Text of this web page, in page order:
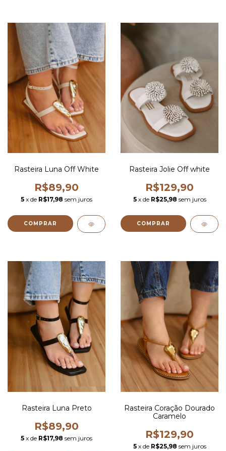
Rasteira Luna Off White
R$89,90
5 x de R$17,98 sem juros
COMPRAR
Rasteira Jolie Off white
R$129,90
5 x de R$25,98 sem juros
COMPRAR
Rasteira Luna Preto
R$89,90
5 x de R$17,98 sem juros
Rasteira Coração Dourado
Caramelo
R$129,90
5 x de R$25,98 sem juros